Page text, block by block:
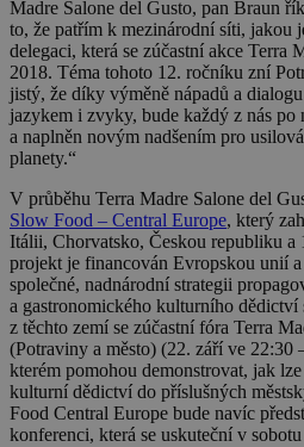
Madre Salone del Gusto, pan Braun
to, že patřím k mezinárodní síti, jakou
delegaci, která se zúčastní akce Terra
2018. Téma tohoto 12. ročníku zní
jistý, že díky výměně nápadů a
jazykem i zvyky, bude každý z nás po
a naplněn novým nadšením pro
planety.“
V průběhu Terra Madre Salone del
Slow Food – Central Europe, který
Itálii, Chorvatsko, Českou republiku a
projekt je financován Evropskou unií
společné, nadnárodní strategii
a gastronomického kulturního
z těchto zemí se zúčastní fóra Terra
(Potraviny a město) (22. září ve 22:30
kterém pomohou demonstrovat, jak
kulturní dědictví do příslušných
Food Central Europe bude navíc
konferenci, která se uskuteční v